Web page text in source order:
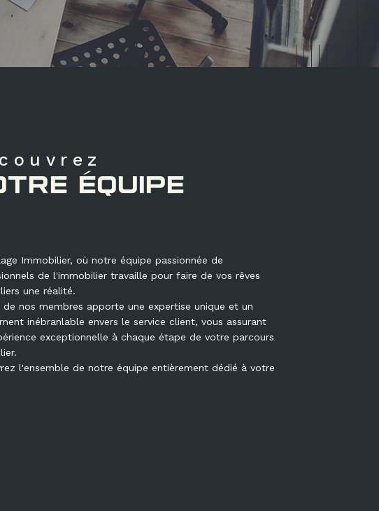
ÉQUIPE
Immobilier, où notre équipe passionnée de
de l'immobilier travaille pour faire de vos rêves
une réalité.
de nos membres apporte une expertise unique et un
inébranlable envers le service client, vous assurant
exceptionnelle à chaque étape de votre parcours
l'ensemble de notre équipe entièrement dédié à votre